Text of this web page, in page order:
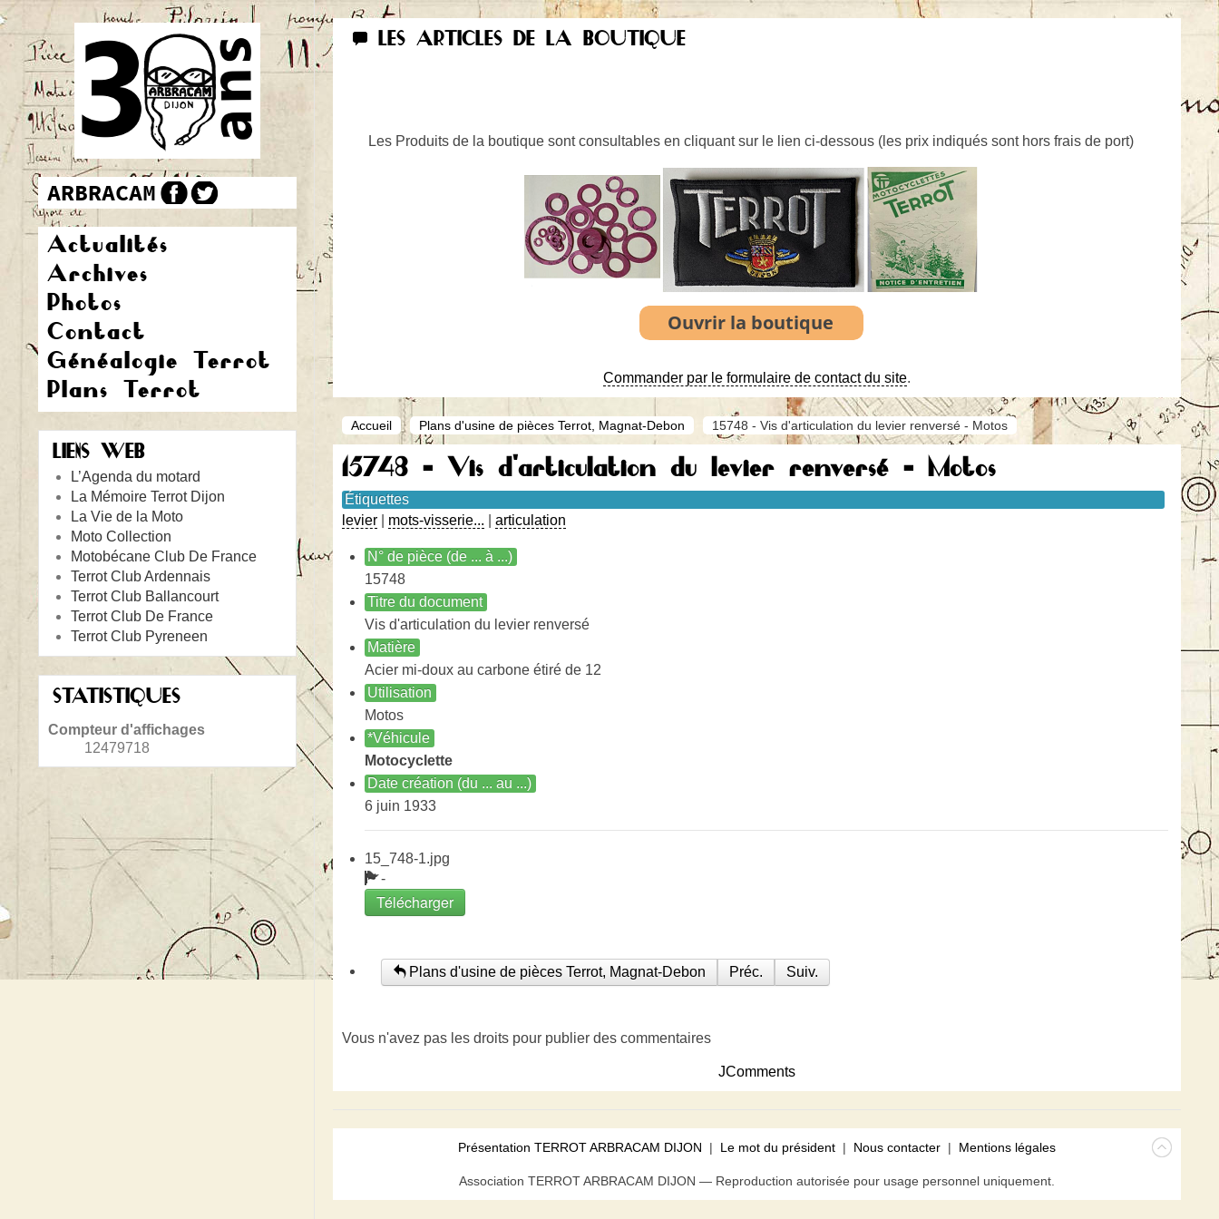
Actualités
Archives
Photos
Contact
Généalogie Terrot
Plans Terrot
LIENS WEB
L’Agenda du motard
La Mémoire Terrot Dijon
La Vie de la Moto
Moto Collection
Motobécane Club De France
Terrot Club Ardennais
Terrot Club Ballancourt
Terrot Club De France
Terrot Club Pyreneen
STATISTIQUES
Compteur d'affichages
12479718
LES ARTICLES DE LA BOUTIQUE
Les Produits de la boutique sont consultables en cliquant sur le lien ci-dessous ( les prix indiqués sont hors frais de port)
Commander par le formulaire de contact du site.
Accueil Plans d'usine de pièces Terrot, Magnat-Debon 15748 - Vis d'articulation du levier renversé - Motos
15748 - Vis d'articulation du levier renversé - Motos
Étiquettes
levier
mots-visserie... articulation
N° de pièce (de ... à ...)
15748
Titre du document
Vis d'articulation du levier renversé
Matière
Acier mi-doux au carbone étiré de 12
Utilisation
Motos
*Véhicule
Motocyclette
Date création (du ... au ...)
6 juin 1933
15_748-1.jpg
-
Télécharger
Plans d'usine de pièces Terrot, Magnat-Debon Préc. Suiv.
Vous n'avez pas les droits pour publier des commentaires
JComments
Présentation TERROT ARBRACAM DIJON | Le mot du président | Nous contacter | Mentions légales
Association TERROT ARBRACAM DIJON — Reproduction autorisée pour usage personnel uniquement.